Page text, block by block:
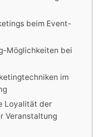
beim Event-
Möglichkeiten bei
im
Loyalität der
Veranstaltung